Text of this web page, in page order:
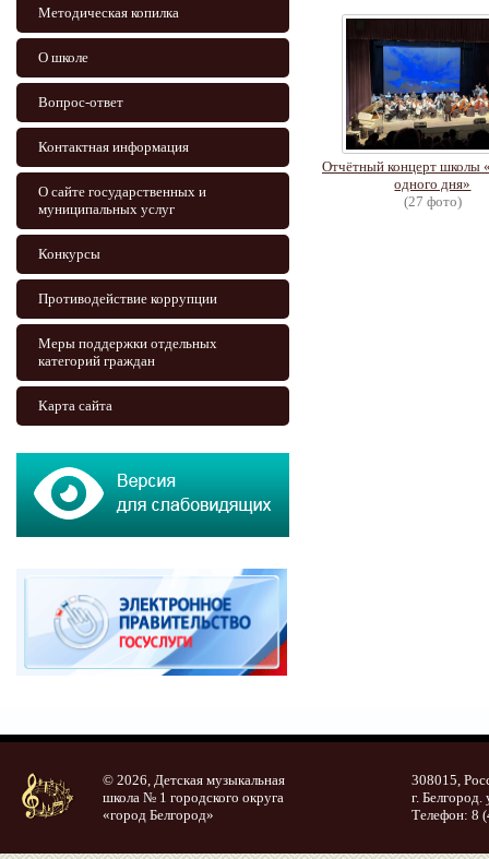
Методическая копилка
О школе
Вопрос-ответ
Контактная информация
О сайте государственных и
муниципальных услуг
Конкурсы
Противодействие коррупции
Меры поддержки отдельных
категорий граждан
Карта сайта
Отчётный концерт школы
одного дня»
(27 фото)
© 2026, Детская музыкальная
школа № 1 городского округа
«город Белгород»
308015,
г. Белгород.
Телефон: 8